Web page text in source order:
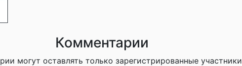
Комментарии
могут оставлять только зарегистрированные участники